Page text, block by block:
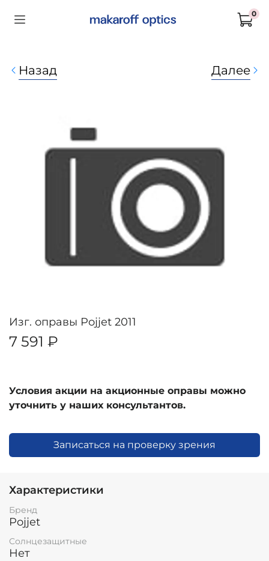
0
Назад Далее
Изг. оправы Pojjet 2011
7 591 ₽
Условия акции на акционные оправы можно
уточнить у наших консультантов.
Записаться на проверку зрения
Характеристики
Бренд
Pojjet
Солнцезащитные
Нет